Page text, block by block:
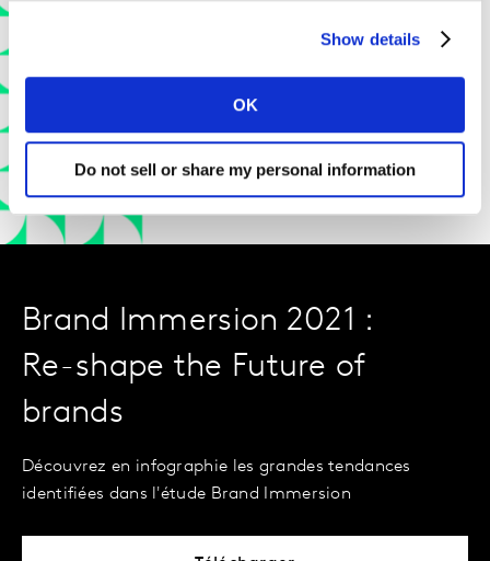
Show details
OK
Do not sell or share my personal information
Brand Immersion 2021 :
Re-shape the Future of
brands
Découvrez en infographie les grandes tendances
identifiées dans l'étude Brand Immersion